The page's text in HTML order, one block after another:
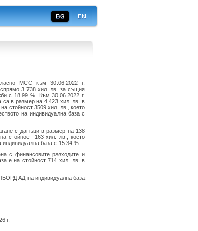
МСС към 30.06.2022 г.
3 738 хил. лв. за същия
с 18.99 %. Към 30.06.2022 г.
са в размер на 4 423 хил. лв. в
стойност 3509 хил. лв., което
на индивидуална база с
с данъци в размер на 138
стойност 163 хил. лв., което
база с 15.34 %.
с финансовите разходите и
е на стойност 714 хил. лв. в
АД на индивидуална база
г.